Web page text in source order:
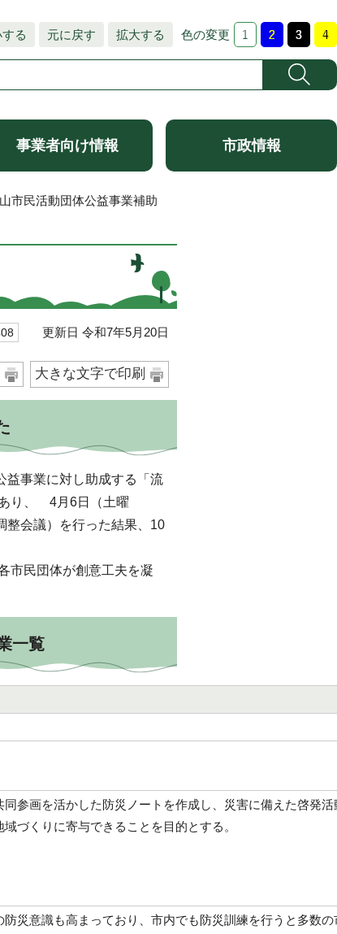
る 元に戻す 拡大する 色の変更
事業者向け情報 市政情報
市民活動団体公益事業補助
更新日 令和7年5月20日
大きな文字で印刷
事業に対し助成する「流
り、 4月6日（土曜
整会議）を行った結果、10
市民団体が創意工夫を凝
一覧
同参画を活かした防災ノートを作成し、災害に備えた啓発
づくりに寄与できることを目的とする。
防災意識も高まっており、市内でも防災訓練を行うと多数